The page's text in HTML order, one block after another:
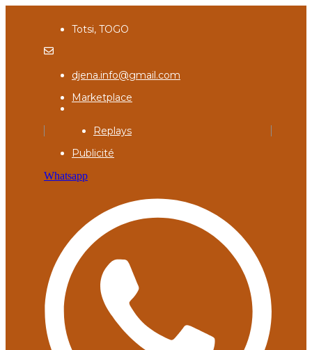
Totsi, TOGO
djena.info@gmail.com
Marketplace
Replays
Publicité
Whatsapp